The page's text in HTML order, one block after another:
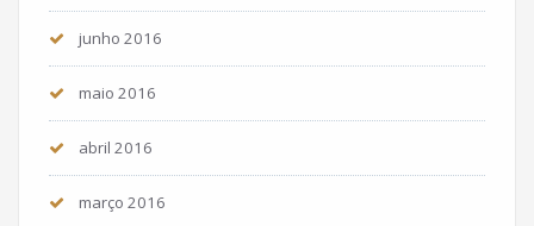
junho 2016
maio 2016
abril 2016
março 2016